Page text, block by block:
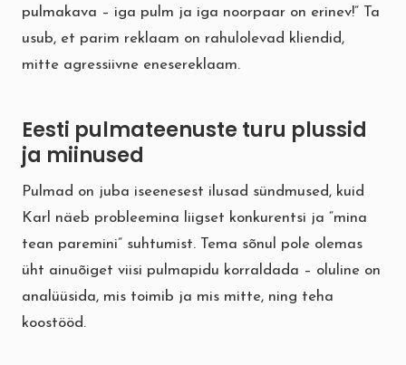
pulmakava – iga pulm ja iga noorpaar on erinev!” Ta
usub, et parim reklaam on rahulolevad kliendid,
mitte agressiivne enesereklaam.
Eesti pulmateenuste turu plussid
ja miinused
Pulmad on juba iseenesest ilusad sündmused, kuid
Karl näeb probleemina liigset konkurentsi ja “mina
tean paremini” suhtumist. Tema sõnul pole olemas
üht ainuõiget viisi pulmapidu korraldada – oluline on
analüüsida, mis toimib ja mis mitte, ning teha
koostööd.